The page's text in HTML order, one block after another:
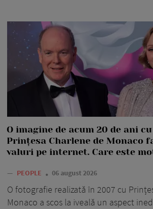
O imagine de acum 20 de ani cu
Prințesa Charlene de Monaco
valuri pe internet. Care este
— PEOPLE 06 august 2026
O fotografie realizată în 2007 cu
Monaco a scos la iveală un aspect